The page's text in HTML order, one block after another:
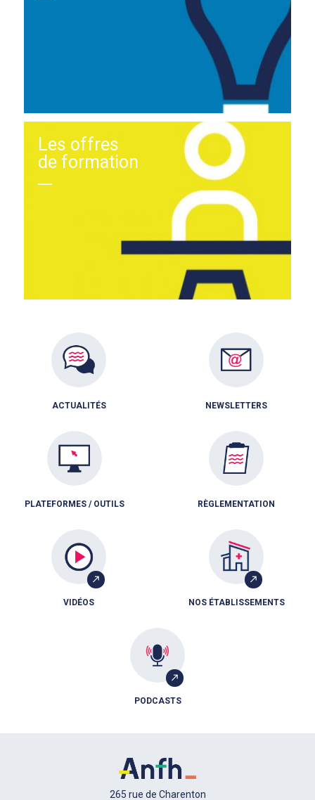
Les offres
de formation
ACTUALITÉS NEWSLETTERS
PLATEFORMES / OUTILS RÈGLEMENTATION
VIDÉOS NOS ÉTABLISSEMENTS
PODCASTS
265 rue de Charenton